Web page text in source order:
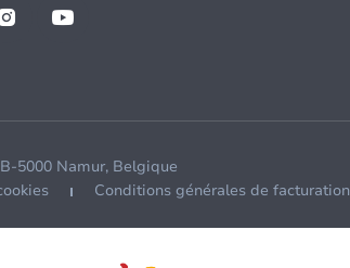
5000 Namur, Belgique
Conditions générales de facturation